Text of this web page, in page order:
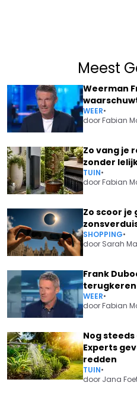
Meest
Weerman
WEER•
doorFabian
Zo vang je
zonder
TUIN•
doorFabian
Zo scoor
SHOPPING•
door Sarah
Frank
terugkeren
WEER•
doorFabian
Nog
Experts
redden
TUIN•
door Jana